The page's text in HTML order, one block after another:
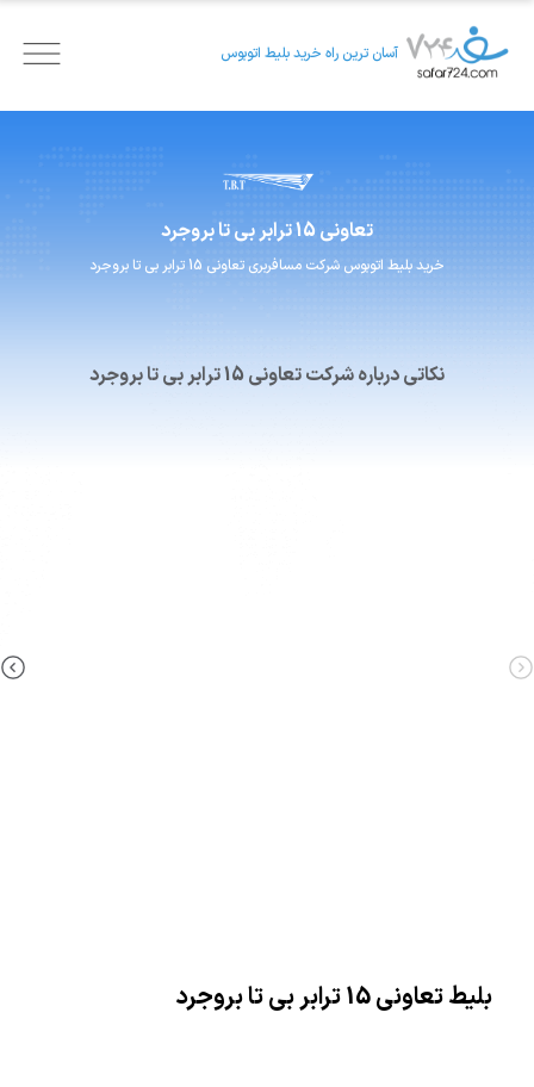
آسان ترین راه خرید بلیط اتوبوس
تعاونی 15 ترابر بی تا بروجرد
خرید بلیط اتوبوس شرکت مسافربری تعاونی 15 ترابر بی تا بروجرد
نکاتی درباره شرکت تعاونی 15 ترابر بی تا بروجرد
بلیط تعاونی 15 ترابر بی تا بروجرد